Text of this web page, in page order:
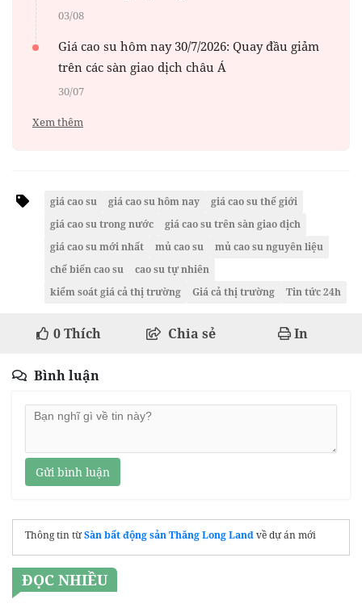
03/08
Giá cao su hôm nay 30/7/2026: Quay đầu giảm
trên các sàn giao dịch châu Á
30/07
Xem thêm
giá cao su giá cao su hôm nay
giá cao su thế giới
giá cao su trong nước
giá cao su trên sàn giao dịch
giá cao su mới nhất
mủ cao su
mủ cao su nguyên liệu
chế biến cao su
cao su tự nhiên
kiểm soát giá cả thị trường
Giá cả thị trường Tin tức 24h
0Thích Chia sẻ In
Bình luận
Gửi bình luận
Thông tin từSàn bất động sản Thăng Long Landvề dự án mới
ĐỌC NHIỀU